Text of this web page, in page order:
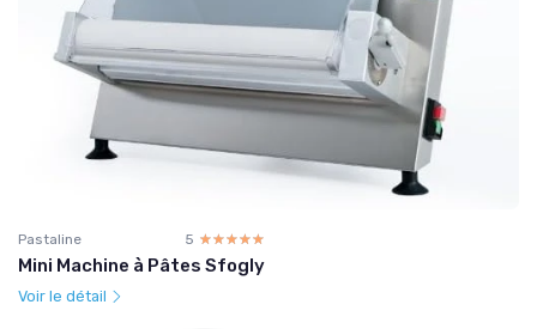
Pastaline 5 ☆☆☆☆☆
★★★★★
Mini Machine à Pâtes Sfogly
Voir le détail